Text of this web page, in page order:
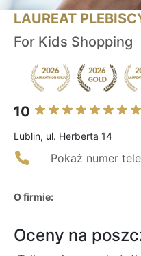
LAUREAT
For Kids Shopping
10
Lublin, ul. Herberta 14
Pokaż numer
O firmie:
Oceny na